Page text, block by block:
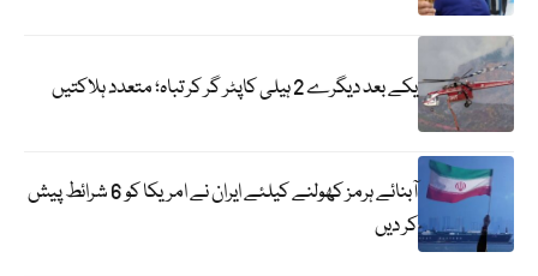
یکے بعد دیگرے 2 ہیلی کاپٹر گر کر تباہ؛ متعدد ہلاکتیں
آبنائے ہرمز کھولنے کیلئے ایران نے امریکا کو 6 شرائط پیش
کر دیں